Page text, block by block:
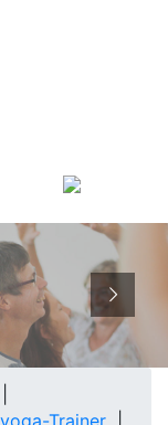
Trainer